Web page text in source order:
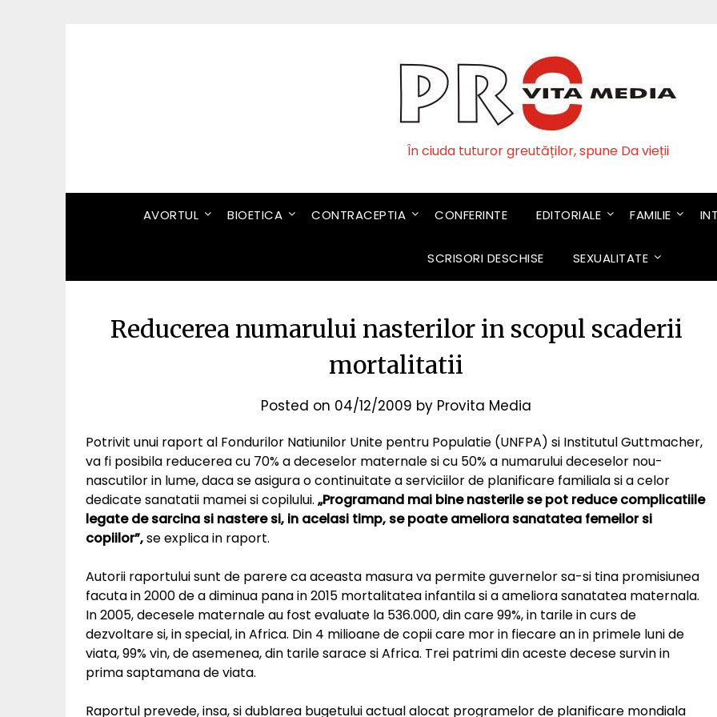
În ciuda tuturor greutăților, spune Da vieții
AVORTUL BIOETICA CONTRACEPTIA CONFERINTE EDITORIALE FAMILIE
SCRISORI DESCHISE SEXUALITATE
Reducerea numarului nasterilor in scopul scaderii
mortalitatii
Posted on 04/12/2009 by Provita Media
Potrivit unui raport al Fondurilor Natiunilor Unite pentru Populatie (UNFPA) si Institutul Guttmacher,
va fi posibila reducerea cu 70% a deceselor maternale si cu 50% a numarului deceselor nou-
nascutilor in lume, daca se asigura o continuitate a serviciilor de planificare familiala si a celor
dedicate sanatatii mamei si copilului. „Programand mai bine nasterile se pot reduce complicatiile
legate de sarcina si nastere si, in acelasi timp, se poate ameliora sanatatea femeilor si
copiilor”,se explica in raport.
Autorii raportului sunt de parere ca aceasta masura va permite guvernelor sa-si tina promisiunea
facuta in 2000 de a diminua pana in 2015 mortalitatea infantila si a ameliora sanatatea maternala.
In 2005, decesele maternale au fost evaluate la 536.000, din care 99%, in tarile in curs de
dezvoltare si, in special, in Africa. Din 4 milioane de copii care mor in fiecare an in primele luni de
viata, 99% vin, de asemenea, din tarile sarace si Africa. Trei patrimi din aceste decese survin in
prima saptamana de viata.
Raportul prevede, insa, si dublarea bugetului actual alocat programelor de planificare mondiala